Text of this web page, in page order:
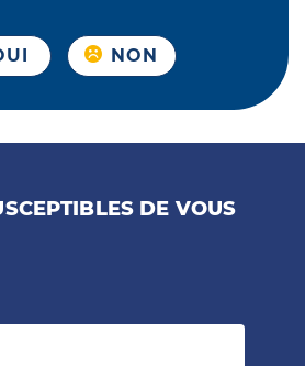
NON
DE VOUS